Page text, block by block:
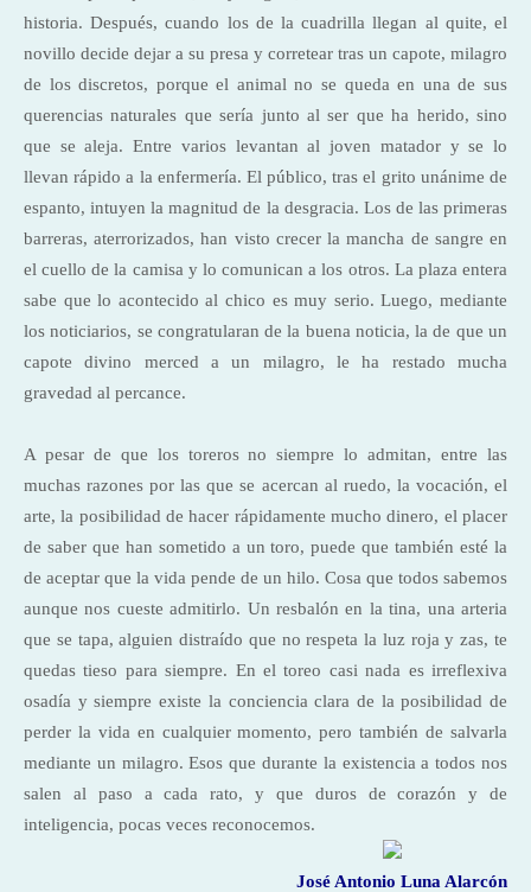
historia. Después, cuando los de la cuadrilla llegan al quite, el
novillo decide dejar a su presa y corretear tras un capote, milagro
de los discretos, porque el animal no se queda en una de sus
querencias naturales que sería junto al ser que ha herido, sino
que se aleja. Entre varios levantan al joven matador y se lo
llevan rápido a la enfermería. El público, tras el grito unánime de
espanto, intuyen la magnitud de la desgracia. Los de las primeras
barreras, aterrorizados, han visto crecer la mancha de sangre en
el cuello de la camisa y lo comunican a los otros. La plaza entera
sabe que lo acontecido al chico es muy serio. Luego, mediante
los noticiarios, se congratularan de la buena noticia, la de que un
capote divino merced a un milagro, le ha restado mucha
gravedad al percance.
A pesar de que los toreros no siempre lo admitan, entre las
muchas razones por las que se acercan al ruedo, la vocación, el
arte, la posibilidad de hacer rápidamente mucho dinero, el placer
de saber que han sometido a un toro, puede que también esté la
de aceptar que la vida pende de un hilo. Cosa que todos sabemos
aunque nos cueste admitirlo. Un resbalón en la tina, una arteria
que se tapa, alguien distraído que no respeta la luz roja y zas, te
quedas tieso para siempre. En el toreo casi nada es irreflexiva
osadía y siempre existe la conciencia clara de la posibilidad de
perder la vida en cualquier momento, pero también de salvarla
mediante un milagro. Esos que durante la existencia a todos nos
salen al paso a cada rato, y que duros de corazón y de
inteligencia, pocas veces reconocemos.
José Antonio Luna Alarcón